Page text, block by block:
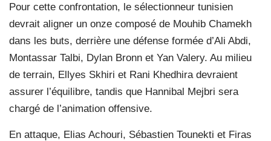
Pour cette confrontation, le sélectionneur tunisien
devrait aligner un onze composé de Mouhib Chamekh
dans les buts, derrière une défense formée d’Ali Abdi,
Montassar Talbi, Dylan Bronn et Yan Valery. Au milieu
de terrain, Ellyes Skhiri et Rani Khedhira devraient
assurer l’équilibre, tandis que Hannibal Mejbri sera
chargé de l’animation offensive.
En attaque, Elias Achouri, Sébastien Tounekti et Firas